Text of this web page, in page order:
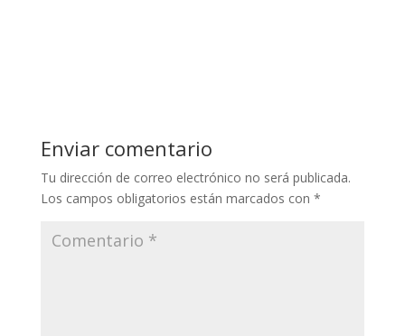
Enviar comentario
Tu dirección de correo electrónico no será publicada.
Los campos obligatorios están marcados con *